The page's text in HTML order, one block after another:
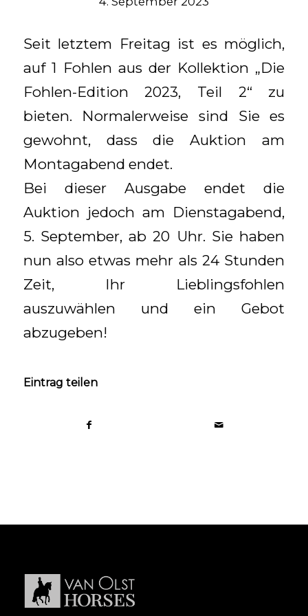
Seit letztem Freitag ist es möglich,
auf 1 Fohlen aus der Kollektion „Die
Fohlen-Edition 2023, Teil 2“ zu
bieten. Normalerweise sind Sie es
gewohnt, dass die Auktion am
Montagabend endet.
Bei dieser Ausgabe endet die
Auktion jedoch am Dienstagabend,
5. September, ab 20 Uhr. Sie haben
nun also etwas mehr als 24 Stunden
Zeit, Ihr Lieblingsfohlen
auszuwählen und ein Gebot
abzugeben!
Eintrag teilen